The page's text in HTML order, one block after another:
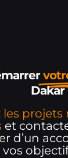
Dakar
les projets
et
d’un